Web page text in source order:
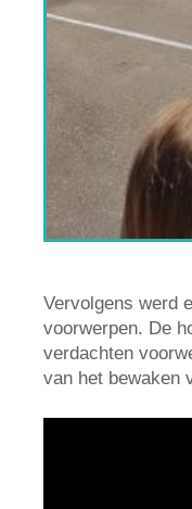
Vervolgens werd
voorwerpen. De
verdachten
van het bewaken